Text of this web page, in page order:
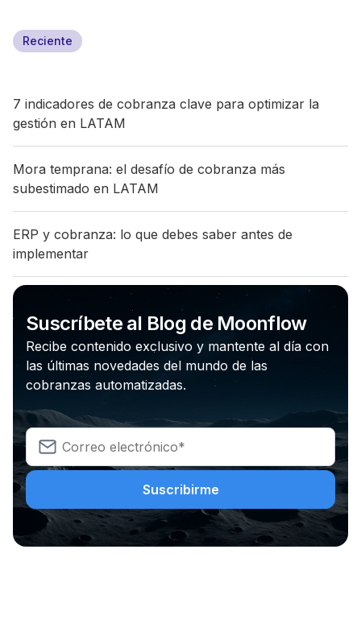
Reciente
7 indicadores de cobranza clave para optimizar la
gestión en LATAM
Mora temprana: el desafío de cobranza más
subestimado en LATAM
ERP y cobranza: lo que debes saber antes de
implementar
Suscríbete al Blog de Moonflow
Recibe contenido exclusivo y mantente al día con
las últimas novedades del mundo de las
cobranzas automatizadas.